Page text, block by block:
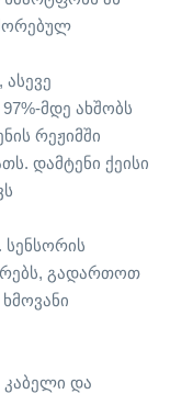
ასევე
მდე ახშობს
რეჟიმში
დამტენი ქეისი
სენსორის
გადართოთ
კაბელი და